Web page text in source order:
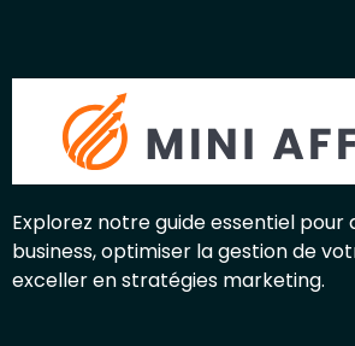
Explorez notre guide essentiel
business, optimiser la gestion de
exceller en stratégies marketing.